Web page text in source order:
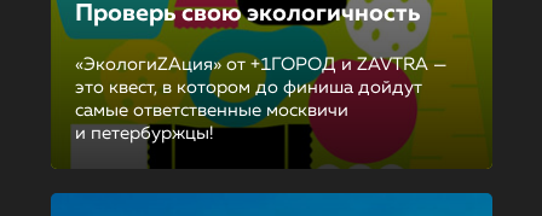
Проверь свою экологичность
«ЭкологиZAция» от +1ГОРОД и ZAVTRA —
это квест, в котором до финиша дойдут
самые ответственные москвичи
и петербуржцы!